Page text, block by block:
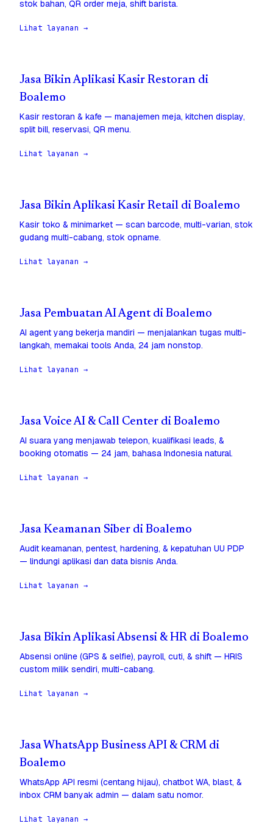
stok bahan, QR order meja, shift barista.
Lihat layanan →
Jasa Bikin Aplikasi Kasir Restoran di
Boalemo
Kasir restoran & kafe — manajemen meja, kitchen display,
split bill, reservasi, QR menu.
Lihat layanan →
Jasa Bikin Aplikasi Kasir Retail di Boalemo
Kasir toko & minimarket — scan barcode, multi-varian, stok
gudang multi-cabang, stok opname.
Lihat layanan →
Jasa Pembuatan AI Agent di Boalemo
AI agent yang bekerja mandiri — menjalankan tugas multi-
langkah, memakai tools Anda, 24 jam nonstop.
Lihat layanan →
Jasa Voice AI & Call Center di Boalemo
AI suara yang menjawab telepon, kualifikasi leads, &
booking otomatis — 24 jam, bahasa Indonesia natural.
Lihat layanan →
Jasa Keamanan Siber di Boalemo
Audit keamanan, pentest, hardening, & kepatuhan UU PDP
— lindungi aplikasi dan data bisnis Anda.
Lihat layanan →
Jasa Bikin Aplikasi Absensi & HR di Boalemo
Absensi online (GPS & selfie), payroll, cuti, & shift — HRIS
custom milik sendiri, multi-cabang.
Lihat layanan →
Jasa WhatsApp Business API & CRM di
Boalemo
WhatsApp API resmi (centang hijau), chatbot WA, blast, &
inbox CRM banyak admin — dalam satu nomor.
Lihat layanan →